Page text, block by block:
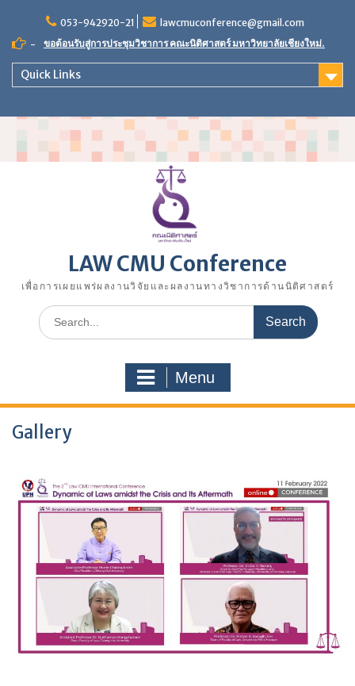
content
053-942920-21
lawcmuconference@gmail.com
-
ขอต้อนรับสู่การประชุมวิชาการ คณะนิติศาสตร์ มหาวิทยาลัยเชียงใหม่.
Quick Links
LAW CMU Conference
เพื่อการเผยแพร่ผลงานวิจัยและผลงานทางวิชาการด้านนิติศาสตร์
Search
for:
Menu
Gallery